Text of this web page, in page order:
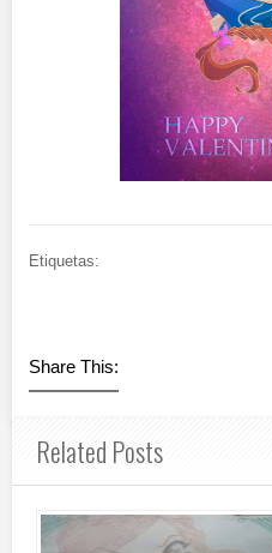
Etiquetas:
Share This:
Related Posts